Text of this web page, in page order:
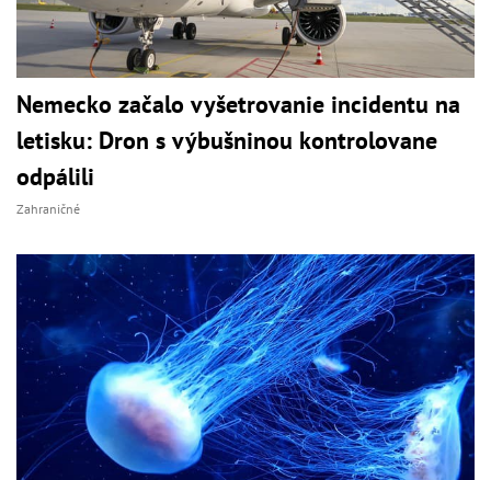
Nemecko začalo vyšetrovanie incidentu na
letisku: Dron s výbušninou kontrolovane
odpálili
Zahraničné